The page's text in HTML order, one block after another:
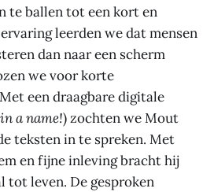
te ballen tot een kort en
leerden we dat mensen
dan naar een scherm
we voor korte
een draagbare digitale
a name!) zochten we Mout
teksten in te spreken. Met
en fijne inleving bracht hij
tot leven. De gesproken